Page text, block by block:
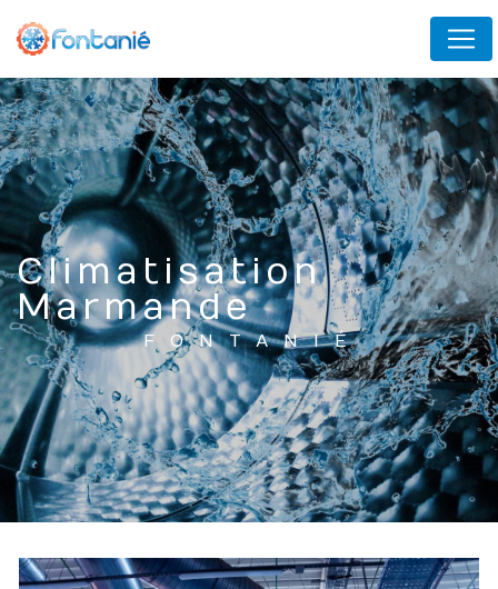
Climatisation
Marmande
FONTANIÉ